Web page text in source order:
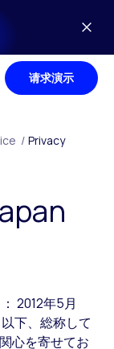
请求演示
/ Privacy
2012年5月
下、総称して
心を寄せてお